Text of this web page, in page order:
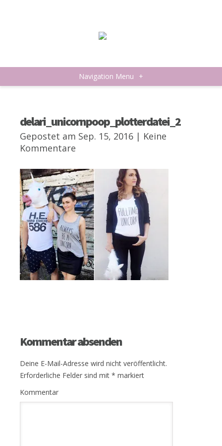
Navigation Menu +
delari_unicornpoop_plotterdatei_2
Gepostet am Sep. 15, 2016 | Keine
Kommentare
Kommentar absenden
Deine E-Mail-Adresse wird nicht veröffentlicht.
Erforderliche Felder sind mit * markiert
Kommentar